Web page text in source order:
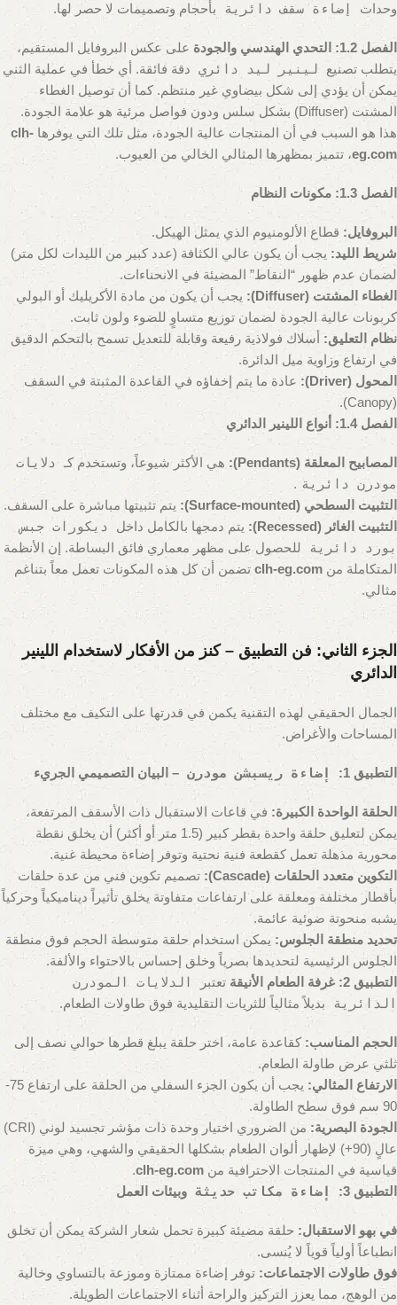
وحدات
إضاءة سقف دائرية بأحجام وتصميمات لا حصر لها.
الفصل 1.2: التحدي الهندسي والجودة
على عكس البروفايل المستقيم،
يتطلب تصنيع
لينير ليد دائري دقة فائقة. أي خطأ في عملية الثني
يمكن أن يؤدي إلى شكل بيضاوي غير منتظم. كما أن توصيل الغطاء
المشتت (Diffuser) بشكل سلس ودون فواصل مرئية هو علامة الجودة.
هذا هو السبب في أن المنتجات عالية الجودة، مثل تلك التي يوفرها clh-
eg.com، تتميز بمظهرها المثالي الخالي من العيوب.
الفصل 1.3: مكونات النظام
البروفايل: قطاع الألومنيوم الذي يمثل الهيكل.
شريط الليد: يجب أن يكون عالي الكثافة (عدد كبير من الليدات لكل متر)
لضمان عدم ظهور “النقاط” المضيئة في الانحناءات.
الغطاء المشتت (Diffuser):
يجب أن يكون من مادة الأكريليك أو البولي
كربونات عالية الجودة لضمان توزيع متساوٍ للضوء ولون ثابت.
نظام التعليق: أسلاك فولاذية رفيعة وقابلة للتعديل تسمح بالتحكم الدقيق
في ارتفاع وزاوية ميل الدائرة.
المحول (Driver):
عادة ما يتم إخفاؤه في القاعدة المثبتة في السقف
(Canopy).
الفصل 1.4: أنواع اللينير الدائري
المصابيح المعلقة (Pendants): هي الأكثر شيوعاً، وتستخدم كـ دلايات
مودرن دائرية .
التثبيت السطحي (Surface-mounted):
يتم تثبيتها مباشرة على السقف.
التثبيت الغائر (Recessed):
يتم دمجها بالكامل داخل
ديكورات جبس
بورد دائرية
للحصول على مظهر معماري فائق البساطة. إن الأنظمة
المتكاملة من clh-eg.com تضمن أن كل هذه المكونات تعمل معاً بتناغم
مثالي.
الجزء الثاني: فن التطبيق – كنز من الأفكار لاستخدام اللينير
الدائري
الجمال الحقيقي لهذه التقنية يكمن في قدرتها على التكيف مع مختلف
المساحات والأغراض.
التطبيق 1: إضاءة ريسبشن مودرن – البيان التصميمي الجريء
الحلقة الواحدة الكبيرة: في قاعات الاستقبال ذات الأسقف المرتفعة،
يمكن لتعليق حلقة واحدة بقطر كبير (1.5 متر أو أكثر) أن يخلق نقطة
محورية مذهلة تعمل كقطعة فنية نحتية وتوفر إضاءة محيطة غنية.
التكوين متعدد الحلقات (Cascade):
تصميم تكوين فني من عدة حلقات
بأقطار مختلفة ومعلقة على ارتفاعات متفاوتة يخلق تأثيراً ديناميكياً وحركياً
يشبه منحوتة ضوئية عائمة.
تحديد منطقة الجلوس:يمكن استخدام حلقة متوسطة الحجم فوق منطقة
الجلوس الرئيسية لتحديدها بصرياً وخلق إحساس بالاحتواء والألفة.
التطبيق 2: غرفة الطعام الأنيقة
تعتبر
الدلايات المودرن
الدائرية
بديلاً مثالياً للثريات التقليدية فوق طاولات الطعام.
الحجم المناسب: كقاعدة عامة، اختر حلقة يبلغ قطرها حوالي نصف إلى
ثلثي عرض طاولة الطعام.
الارتفاع المثالي:
يجب أن يكون الجزء السفلي من الحلقة على ارتفاع 75-
90 سم فوق سطح الطاولة.
الجودة البصرية:
من الضروري اختيار وحدة ذات مؤشر تجسيد لوني (CRI)
عالٍ (90+) لإظهار ألوان الطعام بشكلها الحقيقي والشهي، وهي ميزة
قياسية في المنتجات الاحترافية من clh-eg.com
.
التطبيق 3:
إضاءة مكاتب حديثة وبيئات العمل
في بهو الاستقبال: حلقة مضيئة كبيرة تحمل شعار الشركة يمكن أن تخلق
انطباعاً أولياً قوياً لا يُنسى.
فوق طاولات الاجتماعات: توفر إضاءة ممتازة وموزعة بالتساوي وخالية
من الوهج، مما يعزز التركيز والراحة أثناء الاجتماعات الطويلة.